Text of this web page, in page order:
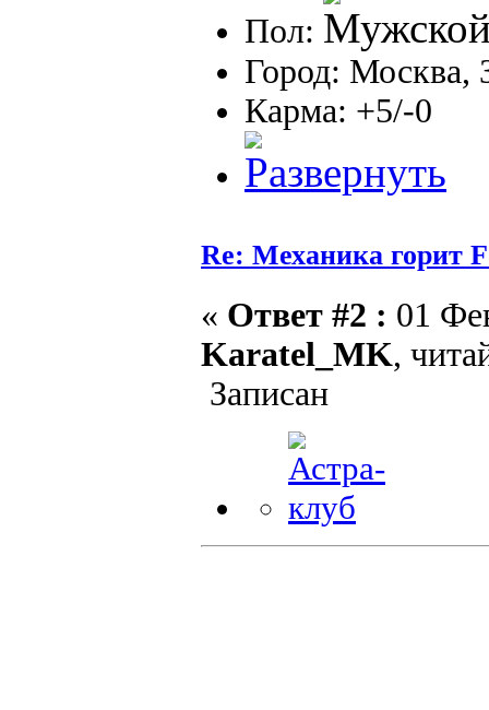
Пол:
Город: Москва,
Карма: +5/-0
Re: Механика горит
« Ответ #2 : 01
Karatel_MK,
Записан